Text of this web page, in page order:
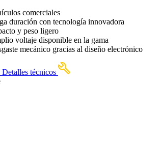
comerciales
duración con tecnología innovadora
y peso ligero
voltaje disponible en la gama
mecánico gracias al diseño electrónico
Detalles técnicos